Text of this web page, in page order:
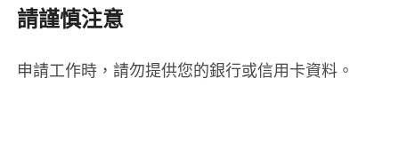
請謹慎注意
申請工作時，請勿提供您的銀行或信用卡資料。